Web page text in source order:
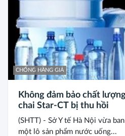
CHỐNG HÀNG GIẢ
Không đảm bảo chất
chai Star-CT bị thu hồi
(SHTT) - Sở Y tế Hà Nội vừa
một lô sản phẩm nước uống...